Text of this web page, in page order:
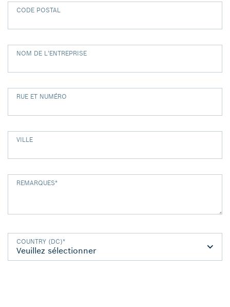
CODE POSTAL
NOM DE L'ENTREPRISE
RUE ET NUMÉRO
VILLE
REMARQUES*
COUNTRY (DC)*